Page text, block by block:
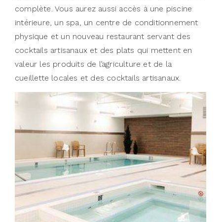
complète. Vous aurez aussi accès à une piscine
intérieure, un spa, un centre de conditionnement
physique et un nouveau restaurant servant des
cocktails artisanaux et des plats qui mettent en
valeur les produits de l’agriculture et de la
cueillette locales et des cocktails artisanaux.